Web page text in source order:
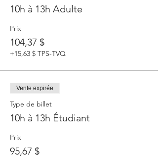
10h à 13h Adulte
Prix
104,37 $
+15,63 $ TPS-TVQ
Vente expirée
Type de billet
10h à 13h Étudiant
Prix
95,67 $